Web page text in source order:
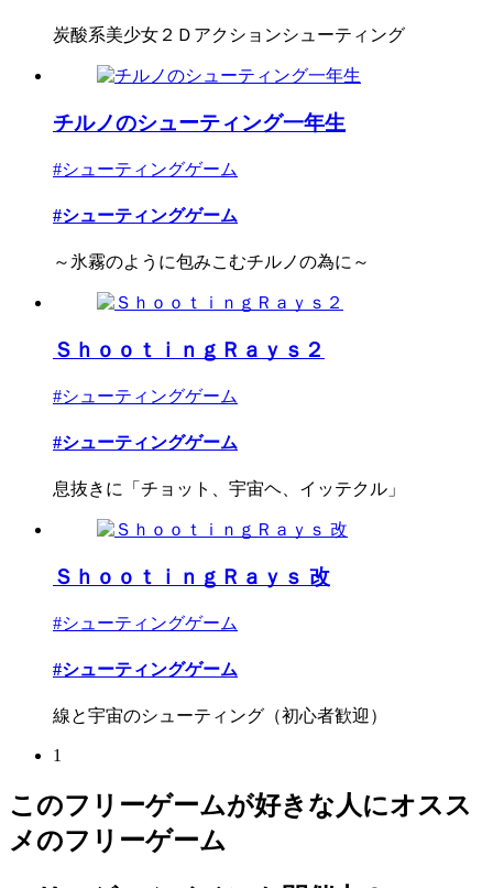
炭酸系美少女２Ｄアクションシューティング
チルノのシューティング一年生
#シューティングゲーム
#シューティングゲーム
～氷霧のように包みこむチルノの為に～
ＳｈｏｏｔｉｎｇＲａｙｓ２
#シューティングゲーム
#シューティングゲーム
息抜きに「チョット、宇宙ヘ、イッテクル」
ＳｈｏｏｔｉｎｇＲａｙｓ 改
#シューティングゲーム
#シューティングゲーム
線と宇宙のシューティング（初心者歓迎）
1
このフリーゲームが好きな人にオスス
メのフリーゲーム